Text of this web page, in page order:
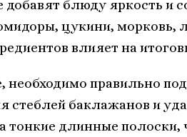
блюду яркость и
цукини, морковь,
влияет на
правильно
стеблей баклажанов и
тонкие длинные